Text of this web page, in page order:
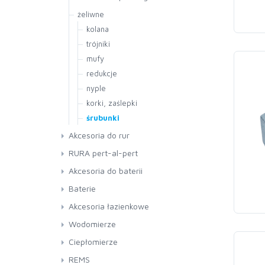
żeliwne
kolana
trójniki
mufy
redukcje
nyple
korki, zaślepki
śrubunki
Akcesoria do rur
Luty, pasty
Akc. do złączek miedzianych
Akc. do pex-al-pex
Nici, areozole,środki poślizg.
Taśmy teflonowe i do otulin
Pasty do gwintów,pakuły
Uszczelki
RURA pert-al-pert
Akcesoria do baterii
Węże prysznicowe
Głowice
Węże do pralki
Wylewki
Serwisowe części
Baterie
SOLA
Ibbie
Inez
Lira
Akcesoria łazienkowe
Zawieszenia
Słuchawki
Syfony-Viega
Wodomierze
FLOWMETERS
AKCESORIA
Ciepłomierze
REMS